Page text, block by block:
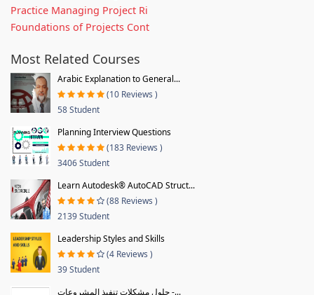
Practice Managing Project Ri
Foundations of Projects Cont
Most Related Courses
Arabic Explanation to General...
(10 Reviews )
58 Student
Planning Interview Questions
(183 Reviews )
3406 Student
Learn Autodesk® AutoCAD Struct...
(88 Reviews )
2139 Student
Leadership Styles and Skills
(4 Reviews )
39 Student
حلول مشكلات تنفيذ المشروعات -...